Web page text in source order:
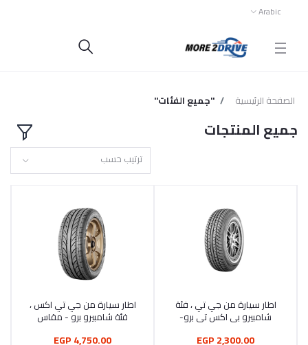
Arabic
الصفحة الرئيسية "جميع الفئات"
جميع المنتجات
ترتيب حسب
أضف إلى السلة
اطار سيارة من جي تي ، فئة
شامبيرو بي اكس تي برو-
2,300.00 EGP
أضف إلى السلة
اطار سيارة من جي تي اكس ،
فئة شامبيرو برو - مقاس
4,750.00 EGP